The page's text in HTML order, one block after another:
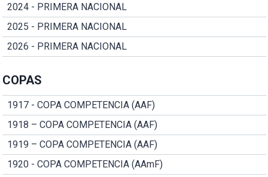
2024 - PRIMERA NACIONAL
2025 - PRIMERA NACIONAL
2026 - PRIMERA NACIONAL
COPAS
1917 - COPA COMPETENCIA (AAF)
1918 – COPA COMPETENCIA (AAF)
1919 – COPA COMPETENCIA (AAF)
1920 - COPA COMPETENCIA (AAmF)